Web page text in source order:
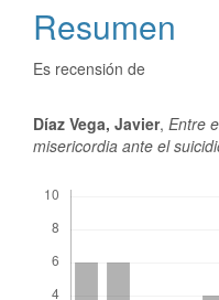
Resumen
Es recensión de
Díaz Vega, Javier, Entre
misericordia ante el